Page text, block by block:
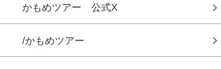
かもめツアー 公式X
/かもめツアー